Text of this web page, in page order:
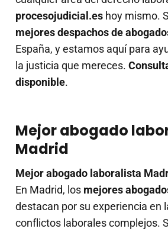
procesojudicial.es hoy mismo.
mejores despachos de
España, y estamos aquí para
la justicia que mereces.
disponible.
Mejor abogado
Madrid
Mejor abogado laboralista
En Madrid, los mejores
destacan por su experiencia en
conflictos laborales complejos.